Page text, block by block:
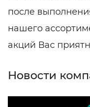
после
нашего
акций Вас
Новости